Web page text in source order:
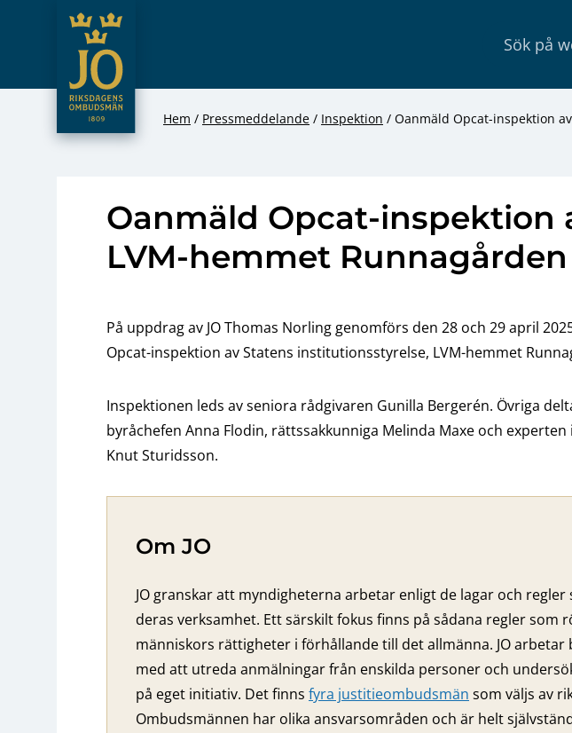
Hoppa till innehåll
JO – Riksdagens Ombudsmän
Hem Pressmeddelande Inspektion Oanmäld Opcat-inspektion
Oanmäld Opcat-inspektion
LVM-hemmet Runnagården
På uppdrag av JO Thomas Norling genomförs den 28 och 29 april
Opcat-inspektion av Statens institutionsstyrelse, LVM-hemmet
Inspektionen leds av seniora rådgivaren Gunilla Bergerén. Övriga
byråchefen Anna Flodin, rättssakkunniga Melinda Maxe och experten
Knut Sturidsson.
Om JO
JO granskar att myndigheterna arbetar enligt de lagar och regler
deras verksamhet. Ett särskilt fokus finns på sådana regler som
människors rättigheter i förhållande till det allmänna. JO arbetar
med att utreda anmälningar från enskilda personer och
på eget initiativ. Det finns fyra justitieombudsmän som väljs av
Ombudsmännen har olika ansvarsområden och är helt